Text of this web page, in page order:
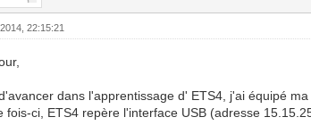
22:15:21
dans l'apprentissage d' ETS4, j'ai équipé
fois-ci, ETS4 repère l'interface USB (adresse